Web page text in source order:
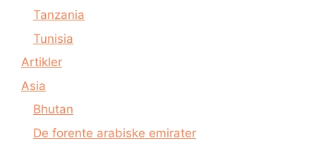
Tanzania
Tunisia
Artikler
Asia
Bhutan
De forente arabiske emirater